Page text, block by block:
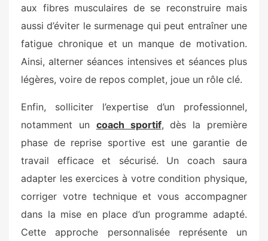
aux fibres musculaires de se reconstruire mais
aussi d’éviter le surmenage qui peut entraîner une
fatigue chronique et un manque de motivation.
Ainsi, alterner séances intensives et séances plus
légères, voire de repos complet, joue un rôle clé.
Enfin, solliciter l’expertise d’un professionnel,
notamment un coach sportif, dès la première
phase de reprise sportive est une garantie de
travail efficace et sécurisé. Un coach saura
adapter les exercices à votre condition physique,
corriger votre technique et vous accompagner
dans la mise en place d’un programme adapté.
Cette approche personnalisée représente un